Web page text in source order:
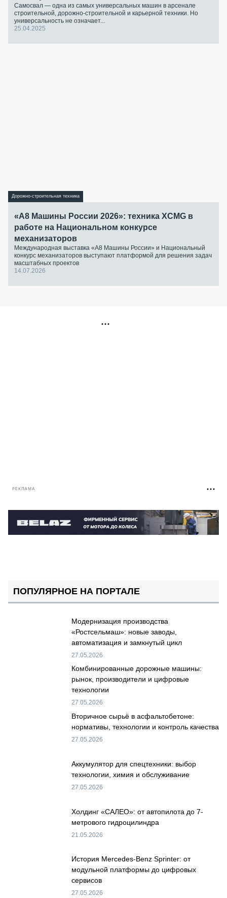
Самосвал — одна из самых универсальных машин в арсенале
строительной, дорожно-строительной и карьерной техники. Но
универсальность не означает...
25.04.2025
Дорожно-строительная техника
«А8 Машины России 2026»: техника XCMG в
работе на Национальном конкурсе
механизаторов
Международная выставка «А8 Машины России» и Национальный
конкурс механизаторов выступают платформой для решения задач
масштабных проектов
14.07.2026
РЕКЛАМА
ПОПУЛЯРНОЕ НА ПОРТАЛЕ
Модернизация производства
«Ростсельмаш»: новые заводы,
автоматизация и замкнутый цикл
27.05.2026
Комбинированные дорожные машины:
рынок, производители и цифровые
технологии
27.05.2026
Вторичное сырьё в асфальтобетоне:
нормативы, технологии и контроль качества
27.05.2026
Аккумулятор для спецтехники: выбор
технологии, химия и обслуживание
27.05.2026
Холдинг «САЛЕО»: от автопилота до 7-
метрового гидроцилиндра
21.05.2026
История Mercedes-Benz Sprinter: от
модульной платформы до цифровых
сервисов
27.05.2026